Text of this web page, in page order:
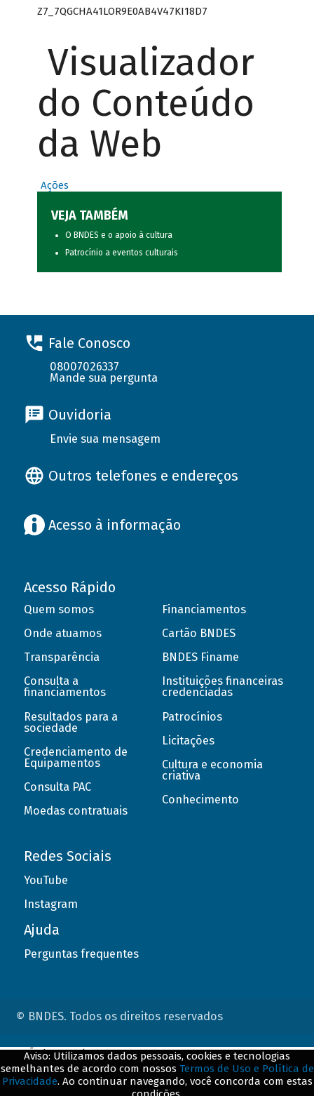
Z7_7QGCHA41LOR9E0AB4V47KI18D7
Visualizador
do Conteúdo
da Web
Ações
VEJA TAMBÉM
O BNDES e o apoio à cultura
Patrocínio a eventos culturais
Fale Conosco
08007026337
Mande sua pergunta
Ouvidoria
Envie sua mensagem
Outros telefones e endereços
Acesso à informação
Acesso Rápido
Quem somos
Onde atuamos
Transparência
Consulta a
financiamentos
Resultados para a
sociedade
Credenciamento de
Equipamentos
Consulta PAC
Moedas contratuais
Financiamentos
Cartão BNDES
BNDES Finame
Instituições financeiras
credenciadas
Patrocínios
Licitações
Cultura e economia
criativa
Conhecimento
Redes Sociais
YouTube
Instagram
Ajuda
Perguntas frequentes
© BNDES. Todos os direitos reservados
Aviso: Utilizamos dados pessoais, cookies e tecnologias
semelhantes de acordo com nossos Termos de Uso e Política de
Privacidade. Ao continuar navegando, você concorda com estas
ConteÃºdo complementar
${title}${badge}